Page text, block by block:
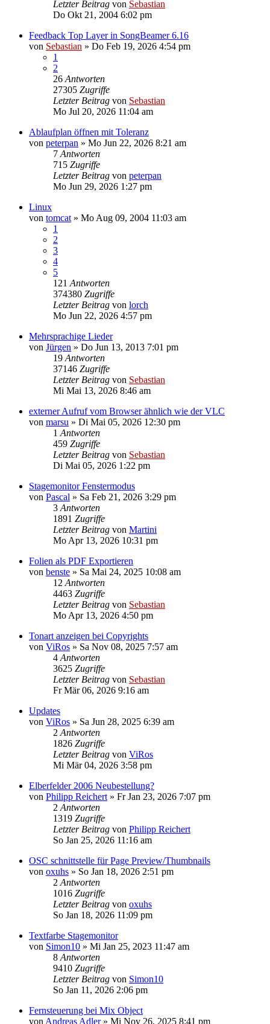
Letzter Beitrag von Sebastian
Do Okt 21, 2004 6:02 pm
Feedback Top Layer in SongBeamer 6.16
von Sebastian » Do Feb 19, 2026 4:54 pm
1
2
26 Antworten
27305 Zugriffe
Letzter Beitrag von Sebastian
Mo Jul 20, 2026 11:04 am
Ablaufplan öffnen mit Toleranz
von peterpan » Mo Jun 22, 2026 8:21 am
7 Antworten
715 Zugriffe
Letzter Beitrag von peterpan
Mo Jun 29, 2026 1:27 pm
Linux
von tomcat » Mo Aug 09, 2004 11:03 am
1
2
3
4
5
121 Antworten
374380 Zugriffe
Letzter Beitrag von lorch
Mo Jun 22, 2026 4:57 pm
Mehrsprachige Lieder
von Jürgen » Do Jun 13, 2013 7:01 pm
19 Antworten
37146 Zugriffe
Letzter Beitrag von Sebastian
Mi Mai 13, 2026 8:46 am
externer Aufruf vom Browser ähnlich wie der VLC
von marsu » Di Mai 05, 2026 12:30 pm
1 Antworten
459 Zugriffe
Letzter Beitrag von Sebastian
Di Mai 05, 2026 1:22 pm
Stagemonitor Fenstermodus
von Pascal » Sa Feb 21, 2026 3:29 pm
3 Antworten
1891 Zugriffe
Letzter Beitrag von Martini
Mo Apr 13, 2026 10:31 pm
Folien als PDF Exportieren
von benste » Sa Mai 24, 2025 10:08 am
12 Antworten
4463 Zugriffe
Letzter Beitrag von Sebastian
Mo Apr 13, 2026 4:50 pm
Tonart anzeigen bei Copyrights
von ViRos » Sa Nov 08, 2025 7:57 am
4 Antworten
3625 Zugriffe
Letzter Beitrag von Sebastian
Fr Mär 06, 2026 9:16 am
Updates
von ViRos » Sa Jun 28, 2025 6:39 am
2 Antworten
1826 Zugriffe
Letzter Beitrag von ViRos
Mi Mär 04, 2026 3:58 pm
Elberfelder 2006 Neubestellung?
von Philipp Reichert » Fr Jan 23, 2026 7:07 pm
2 Antworten
1319 Zugriffe
Letzter Beitrag von Philipp Reichert
So Jan 25, 2026 11:16 am
OSC schnittstelle für Page Preview/Thumbnails
von oxuhs » So Jan 18, 2026 2:51 pm
2 Antworten
1016 Zugriffe
Letzter Beitrag von oxuhs
So Jan 18, 2026 11:09 pm
Textfarbe Stagemonitor
von Simon10 » Mi Jan 25, 2023 11:47 am
8 Antworten
9410 Zugriffe
Letzter Beitrag von Simon10
So Jan 11, 2026 2:06 pm
Fernsteuerung bei Mix Object
von Andreas Adler» Mi Nov 26, 2025 8:41 pm